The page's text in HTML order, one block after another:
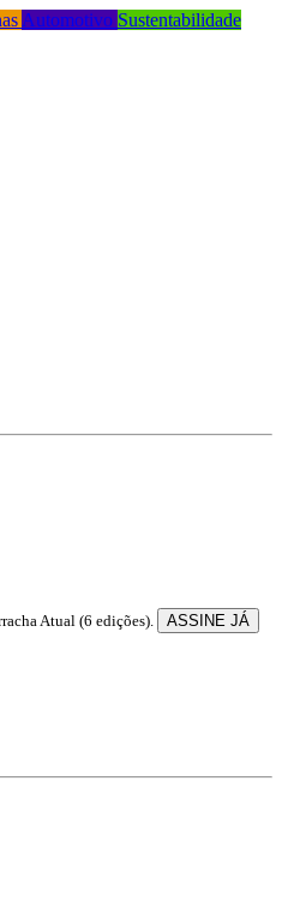
Automotivo Sustentabilidade
Atual (6 edições). ASSINE JÁ